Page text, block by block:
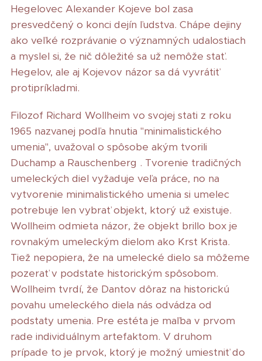
Hegelovec Alexander Kojeve bol zasa
presvedčený o konci dejín ľudstva. Chápe dejiny
ako veľké rozprávanie o významných udalostiach
a myslel si, že nič dôležité sa už nemôže stať.
Hegelov, ale aj Kojevov názor sa dá vyvrátiť
protipríkladmi.
Filozof Richard Wollheim vo svojej stati z roku
1965 nazvanej podľa hnutia "minimalistického
umenia", uvažoval o spôsobe akým tvorili
Duchamp a Rauschenberg . Tvorenie tradičných
umeleckých diel vyžaduje veľa práce, no na
vytvorenie minimalistického umenia si umelec
potrebuje len vybrať objekt, ktorý už existuje.
Wollheim odmieta názor, že objekt brillo box je
rovnakým umeleckým dielom ako Krst Krista.
Tiež nepopiera, že na umelecké dielo sa môžeme
pozerať v podstate historickým spôsobom.
Wollheim tvrdí, že Dantov dôraz na historickú
povahu umeleckého diela nás odvádza od
podstaty umenia. Pre estéta je maľba v prvom
rade individuálnym artefaktom. V druhom
prípade to je prvok, ktorý je možný umiestniť do